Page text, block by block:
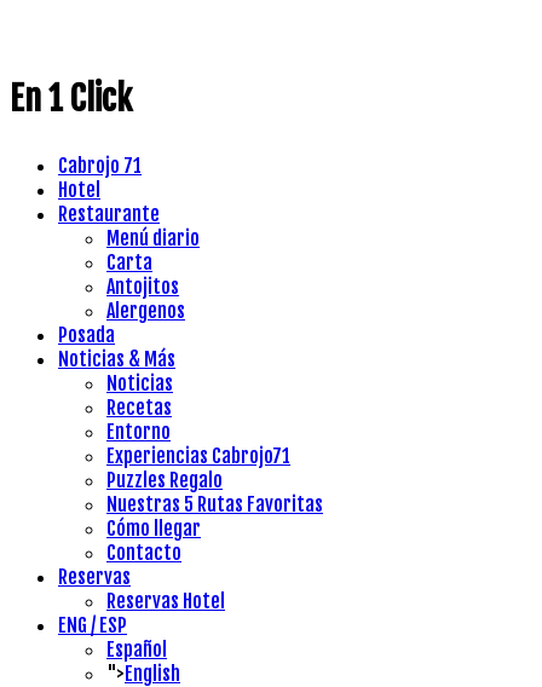
En 1 Click
Cabrojo 71
Hotel
Restaurante
Menú diario
Carta
Antojitos
Alergenos
Posada
Noticias & Más
Noticias
Recetas
Entorno
Experiencias Cabrojo71
Puzzles Regalo
Nuestras 5 Rutas Favoritas
Cómo llegar
Contacto
Reservas
Reservas Hotel
ENG / ESP
Español
">English